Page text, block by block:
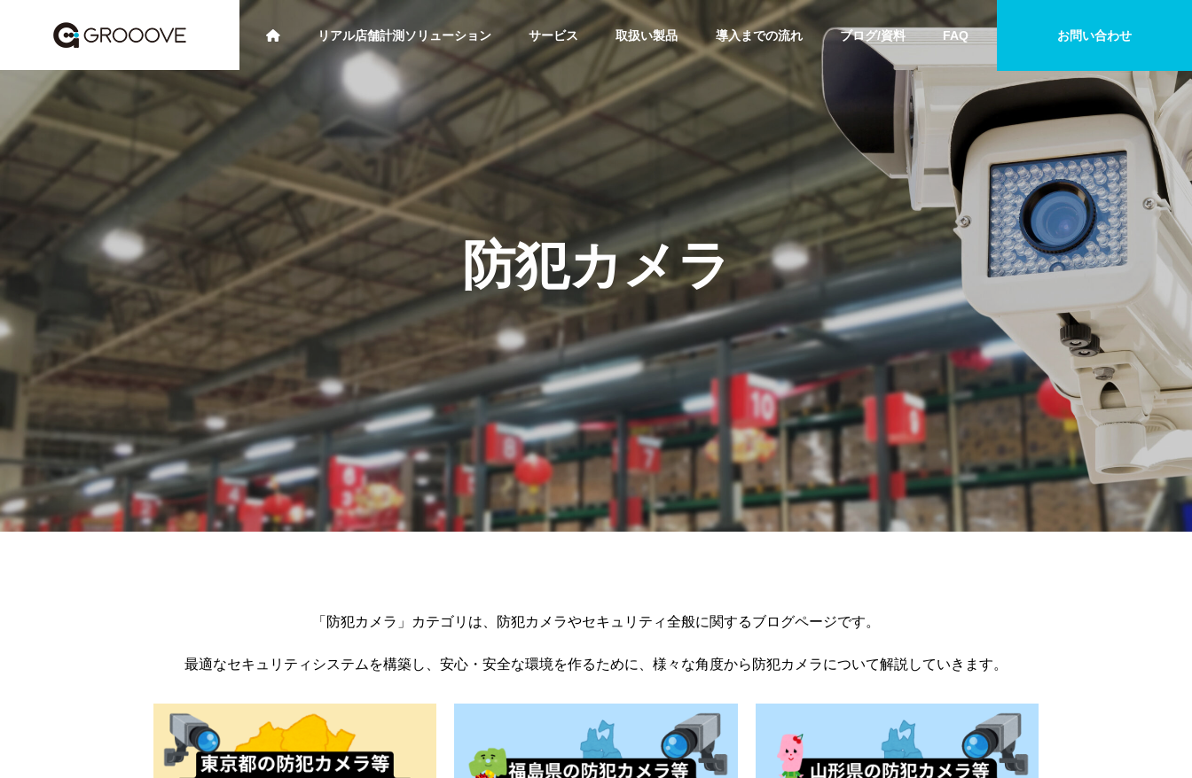
リアル店舗計測ソリューション サービス 取扱い製品 導入までの流れ ブログ/資料 FAQ お問い合わせ
ブログ/資料
システム・機能紹介
【企業向け】ラズパイ（Rasp
berry Pi）× カメラを使った監
視システムの構築方法と導入
ケーススタディ
【小売店経営】リアル店舗の
開業・運営におけるポイント
とAIカメラを用いた顧客分析
東京都で受けられる防犯カメ
ラ補助金・助成金情報 – 23区
④（千代田区・豊島区・中野
区・練馬区・文京区・港区・
目黒区）
ケーススタディ
実店舗で顧客体験を向上させ
る方法とAIカメラを活用した
販売戦略
防犯カメラ
福島県の防犯
金・助成金制
防犯カメラ
「防犯カメラ」カテゴリは、防犯カメラやセキュリティ全般に関するブログページです。
最適なセキュリティシステムを構築し、安心・安全な環境を作るために、様々な角度から防犯カメラについて解説していきます。